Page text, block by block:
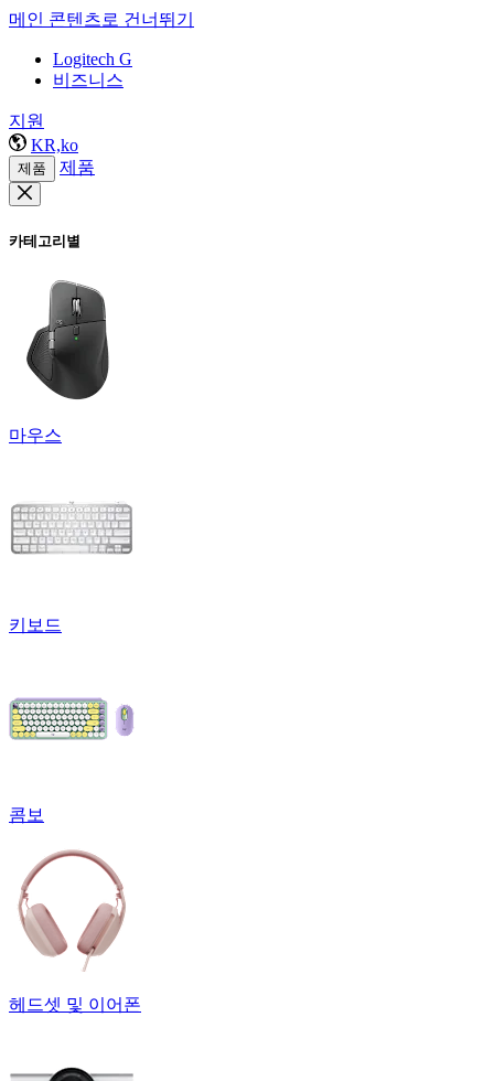
메인 콘텐츠로 건너뛰기
Logitech G
비즈니스
지원
KR,ko
제품 제품
카테고리별
마우스
키보드
콤보
헤드셋 및 이어폰